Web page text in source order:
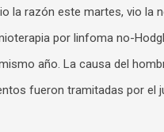
la razón este martes, vio la
por linfoma no-
año. La causa del
fueron tramitadas por el